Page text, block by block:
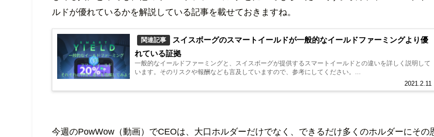
ルドが優れているかを解説している記事を載せておきますね。
関連記事
スイスボーグのスマートイールドが一般的なイールドファーミングより優
れている証拠
2021.2.11
一般的なイールドファーミングと、スイスボーグが提供するスマートイールドとの違いを詳しく説明して
います。そのリスクや報酬なども言及していますので、参考にしてください。...
今週のPowWow（動画）でCEOは、大口ホルダーだけでなく、できるだけ多くのホルダーにその